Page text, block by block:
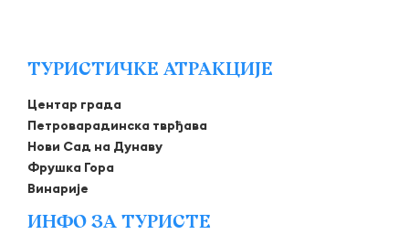
ТУРИСТИЧКЕ АТРАКЦИЈЕ
Центар града
Петроварадинска тврђава
Нови Сад на Дунаву
Фрушка Гора
Винарије
ИНФО ЗА ТУРИСТЕ